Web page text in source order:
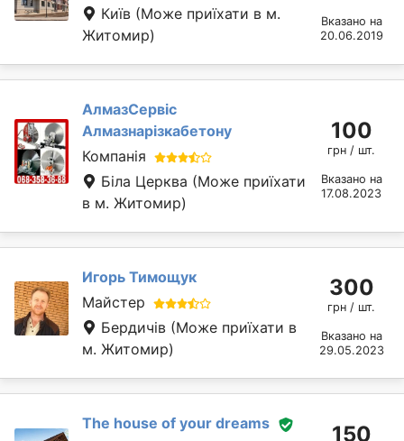
Київ (Може приїхати в м.
Житомир)
Вказано на
20.06.2019
АлмазСервіс
Алмазнарізкабетону
Компанія
Біла Церква (Може приїхати
в м. Житомир)
100
грн / шт.
Вказано на
17.08.2023
Игорь Тимощук
Майстер
Бердичів (Може приїхати в
м. Житомир)
300
грн / шт.
Вказано на
29.05.2023
The house of your dreams
150